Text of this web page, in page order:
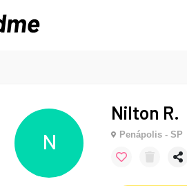
N
Nilton R.
Penápolis - SP